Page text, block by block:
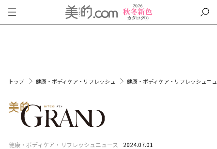
トップ 健康・ボディケア・リフレッシュ 健康・ボディケア・リフレッシュニ
健康・ボディケア・リフレッシュニュース 2024.07.01